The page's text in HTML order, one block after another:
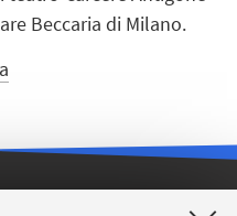
Beccaria di Milano.